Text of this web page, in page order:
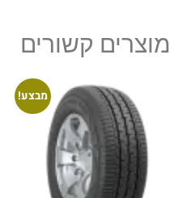
מוצרים קשורים
מבצע!